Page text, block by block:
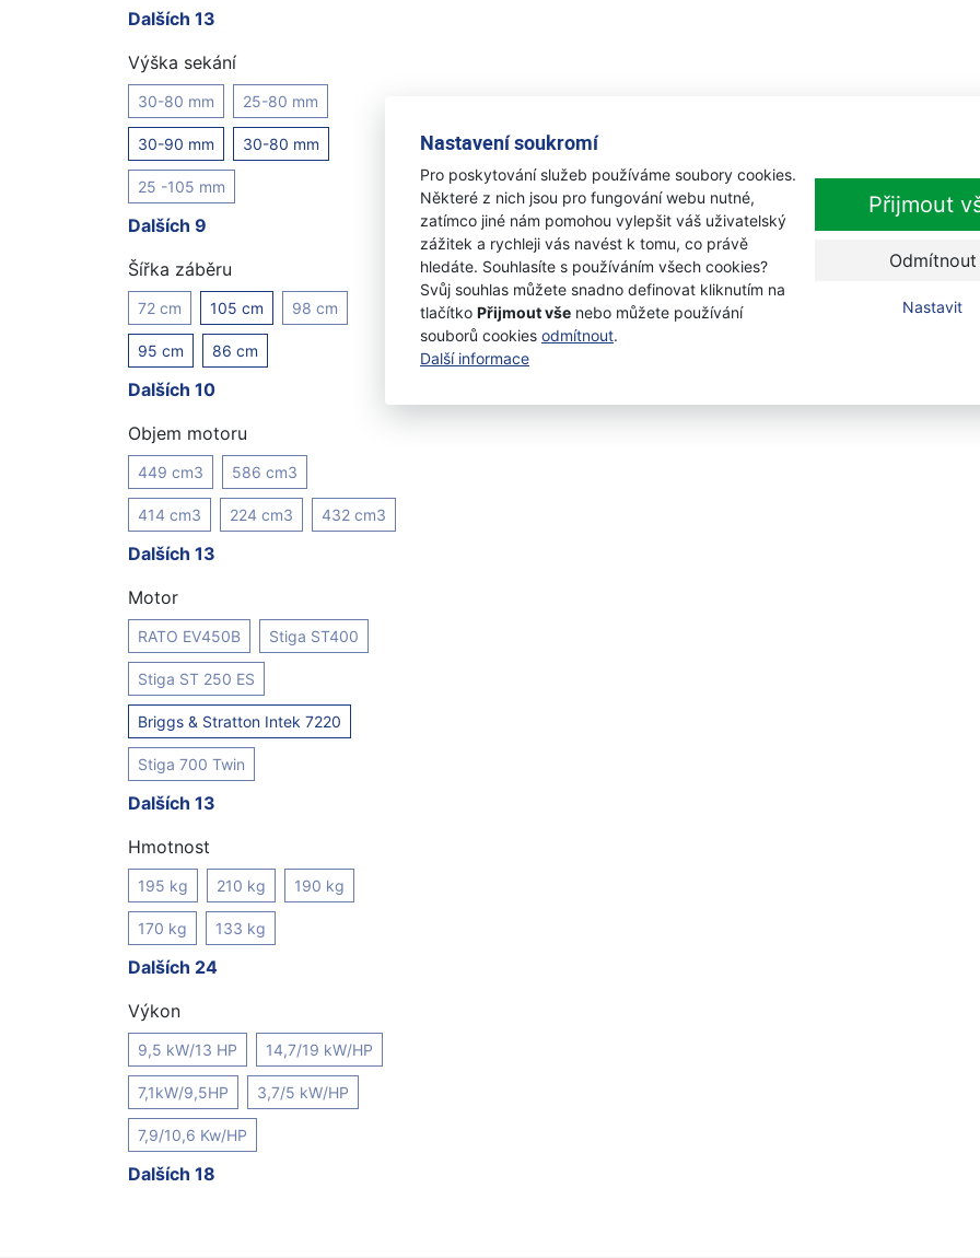
Nastavení soukromí
Pro poskytování služeb používáme soubory cookies.
Některé z nich jsou pro fungování webu nutné,
zatímco jiné nám pomohou vylepšit váš uživatelský
zážitek a rychleji vás navést k tomu, co právě
hledáte. Souhlasíte s používáním všech cookies?
Svůj souhlas můžete snadno definovat kliknutím na
tlačítko Přijmout vše nebo můžete používání
souborů cookies odmítnout.
Další informace
Přijmout
Odmítnout
Nastavit
Dalších 13
Výška sekání
30-80 mm 25-80 mm
30-90 mm 30-80 mm
25 -105 mm
Dalších 9
Šířka záběru
72 cm 105 cm 98 cm
95 cm 86 cm
Dalších 10
Objem motoru
449 cm3 586 cm3
414 cm3 224 cm3 432 cm3
Dalších 13
Motor
RATO EV450B Stiga ST400
Stiga ST 250 ES
Briggs & Stratton Intek 7220
Stiga 700 Twin
Dalších 13
Hmotnost
195 kg 210 kg 190 kg
170 kg 133 kg
Dalších 24
Výkon
9,5 kW/13 HP 14,7/19 kW/HP
7,1kW/9,5HP 3,7/5 kW/HP
7,9/10,6 Kw/HP
Dalších 18